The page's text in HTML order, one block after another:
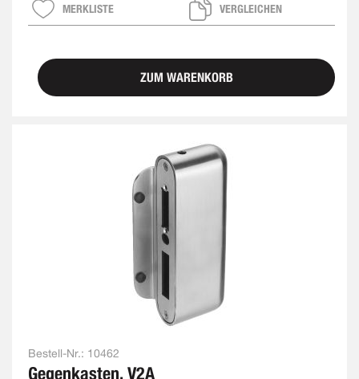
MERKLISTE VERGLEICHEN
ZUM WARENKORB
Bestell-Nr.: 10462
Gegenkasten, V2A